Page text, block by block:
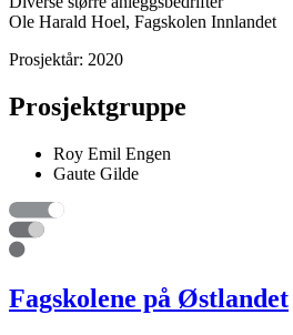
Ole Harald Hoel, Fagskolen Innlandet
Prosjektår: 2020
Prosjektgruppe
Roy Emil Engen
Gaute Gilde
Fagskolene på Østlandet